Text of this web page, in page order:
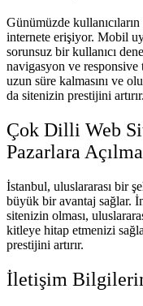
Günümüzde
internete erişiyor. Mobil
sorunsuz bir kullanıcı
navigasyon ve responsive
uzun süre kalmasını ve
da sitenizin prestijini artırır.
Çok Dilli Web
Pazarlara Açılma
İstanbul, uluslararası bir
büyük bir avantaj sağlar.
sitenizin olması,
kitleye hitap etmenizi
prestijini artırır.
İletişim